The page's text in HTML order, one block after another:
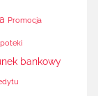
Promocja
bankowy